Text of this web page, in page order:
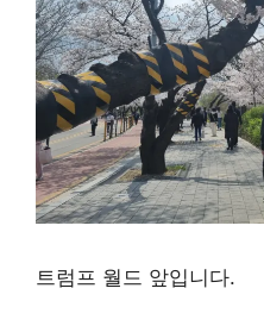
트럼프 월드 앞입니다.